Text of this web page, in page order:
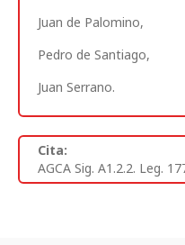
Juan de Palomino,
Pedro de Santiago,
Juan Serrano.
Cita:
AGCA Sig. A1.2.2. Leg.